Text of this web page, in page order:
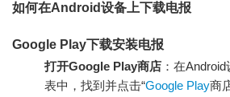
如何在Android设备上下载电报
Google Play下载安装电报
打开Google Play商店 ：在
表中，找到并点击“Google Play商